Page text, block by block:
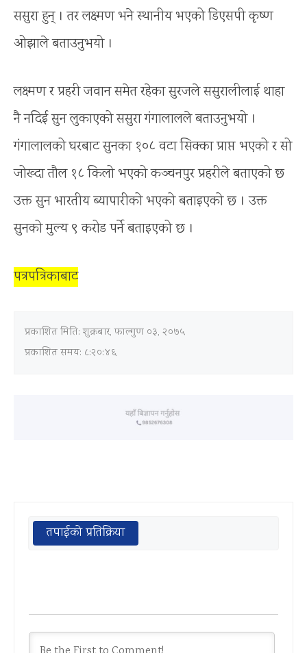
ससुरा हुन् । तर लक्ष्मण भने स्थानीय भएको डिएसपी कृष्ण
ओझाले बताउनुभयो ।
लक्ष्मण र प्रहरी जवान समेत रहेका सुरजले ससुरालीलाई थाहा
नै नदिई सुन लुकाएको ससुरा गंगालालले बताउनुभयो ।
गंगालालको घरबाट सुनका १०८ वटा सिक्का प्राप्त भएको र सो
जोख्दा तौल १८ किलो भएको कञ्चनपुर प्रहरीले बताएको छ
उक्त सुन भारतीय ब्यापारीको भएको बताइएको छ । उक्त
सुनको मुल्य ९ करोड पर्ने बताइएको छ ।
पत्रपत्रिकाबाट
प्रकाशित मिति:शुक्रबार, फाल्गुण ०३, २०७५
प्रकाशित समय: ८:२०:४६
तपाईको प्रतिक्रिया